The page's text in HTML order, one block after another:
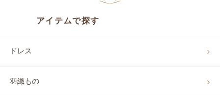
アイテムで探す
ドレス
羽織もの